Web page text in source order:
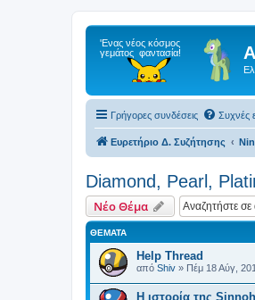
Γρήγορες συνδέσεις Συχνές
Ευρετήριο Δ. Συζήτησης
Diamond, Pearl,
Νέο Θέμα
ΘΈΜΑΤΑ
Help Thread
από Shiv » Πέμ 18 Αύγ,
Η ιστορία της Sinnoh